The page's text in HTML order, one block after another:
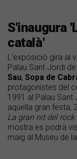
S'inaugura
català'
L'exposició gira al
Palau Sant Jordi
Sau, Sopa de
protagonistes del
1991 al Palau
aquella gran festa,
La gran nit del
mostra es podrà
maig al Museu de